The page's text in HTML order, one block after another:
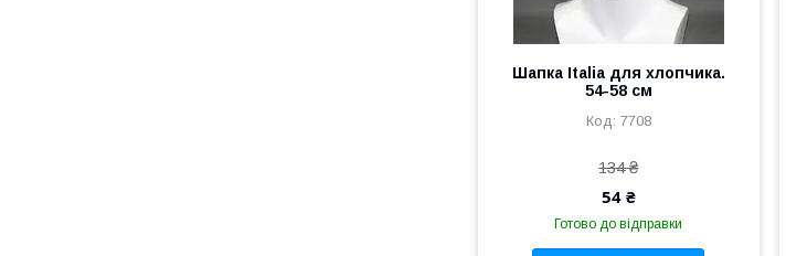
Шапка Italia для хлопчика.
54-58 см
7708
134 ₴
54 ₴
Готово до відправки